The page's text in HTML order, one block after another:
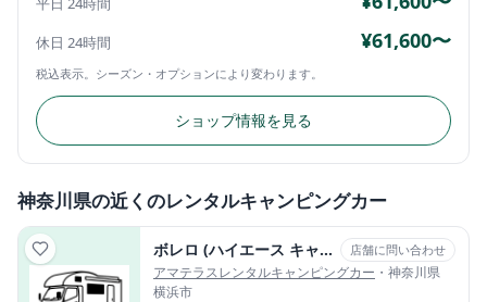
休日 24時間 ¥61,600〜
税込表示。シーズン・オプションにより変わります。
ショップ情報を見る
神奈川県の近くのレンタルキャンピングカー
ボレロ (ハイエース キャブコン・2WD) 店舗に問い合わせ
アマテラスレンタルキャンピングカー ・神奈川県
横浜市